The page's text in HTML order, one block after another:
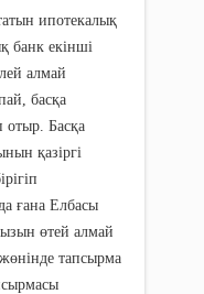
ипотекалық
банк екінші
алмай
басқа
отыр. Басқа
қазіргі
ғана Елбасы
өтей алмай
тапсырма